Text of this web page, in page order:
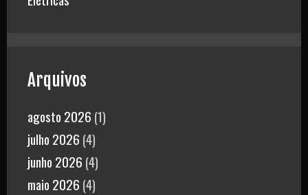
Arquivos
agosto 2026 (1)
julho 2026 (4)
junho 2026 (4)
maio 2026 (4)